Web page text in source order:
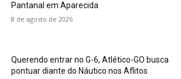
Pantanal em Aparecida
8 de agosto de 2026
Querendo entrar no G-6, Atlético-GO busca
pontuar diante do Náutico nos Aflitos